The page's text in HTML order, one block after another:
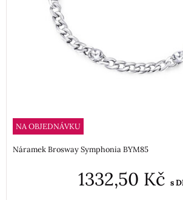
NA OBJEDNÁVKU
Náramek Brosway Symphonia BYM85
1332,50 Kč s